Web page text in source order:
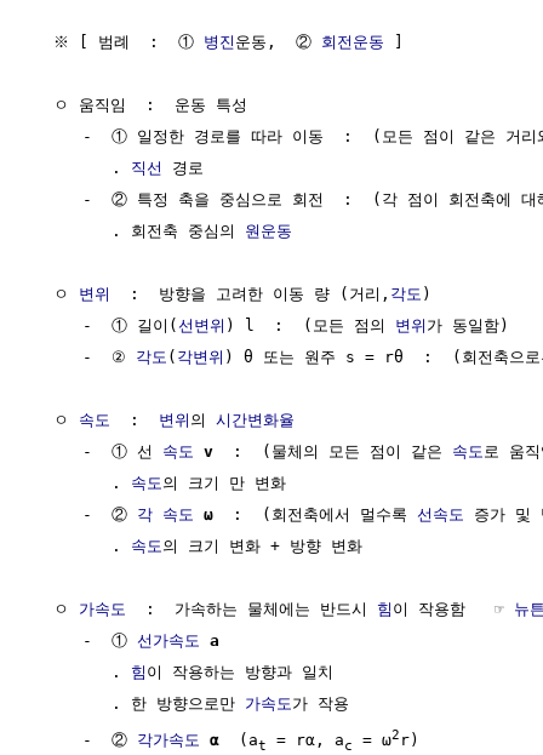
  ※ [ 범례  :  ①
병진 운동,  ② 회전운동 ]
  ㅇ 움직임  :  운동 특성
-  ① 일정한 경로를 따라 이동  :  (모든 점이 같은 거리
        .
직선
경로
-  ② 특정 축을 중심으로 회전  :  (각 점이 회전축에 대
        . 회전축 중심의
원운동
  ㅇ
변위
  :  방향을 고려한 이동 량 (거리,
각도 )
     -  ① 길이(
선변위 ) l  :  (모든 점의 변위 가 동일함)
     -  ②
각도 ( 각변위 ) θ 또는 원주 s = rθ  :  (회전축으로
  ㅇ
속도
  :
변위 의 시간변화율
     -  ① 선
속도 v
  :  (물체의 모든 점이 같은
속도 로 움
        .
속도 의 크기 만 변화
     -  ②
각 속도 ω
  :  (회전축에서 멀수록
선속도
증가 및
        .
속도 의 크기 변화 + 방향 변화
  ㅇ
가속도
  :  가속하는 물체에는 반드시
힘 이 작용함   ☞ 뉴
     -  ①
선가속도
a
        .
힘 이 작용하는 방향과 일치
        . 한 방향으로만
가속도 가 작용
     -  ②
각가속도 α
  (a
t = rα, ac = ω2 r)